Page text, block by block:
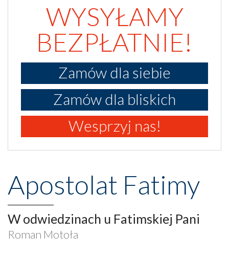
WYSYŁAMY
BEZPŁATNIE!
Zamów dla siebie
Zamów dla bliskich
Wesprzyj nas!
Apostolat Fatimy
W odwiedzinach u Fatimskiej Pani
Roman Motoła